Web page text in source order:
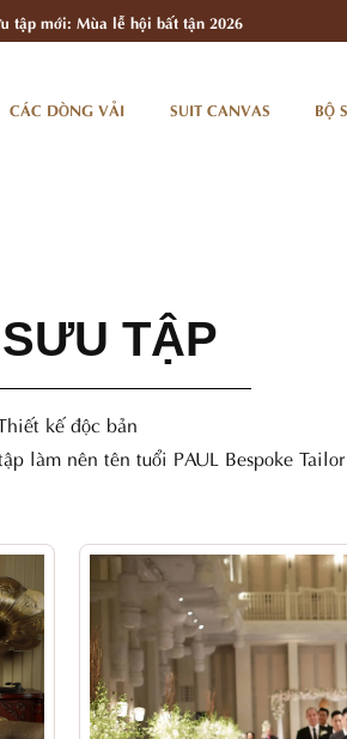
tập mới: Mùa lễ hội bất tận 2026
CÁC DÒNG VẢI SUIT CANVAS BỘ
TẬP
kế độc bản
làm nên tên tuổi PAUL Bespoke Tailor